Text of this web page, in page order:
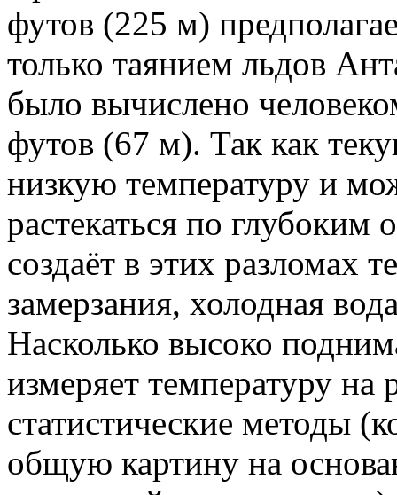
футов (225 м)
только таянием льдов
было вычислено
футов (67 м). Так как
низкую температуру и
растекаться по глубоким
создаёт в этих разломах
замерзания, холодная
Насколько высоко
измеряет температуру
статистические методы
общую картину на